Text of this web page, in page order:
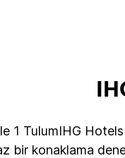
1 TulumIHG
bir konaklama